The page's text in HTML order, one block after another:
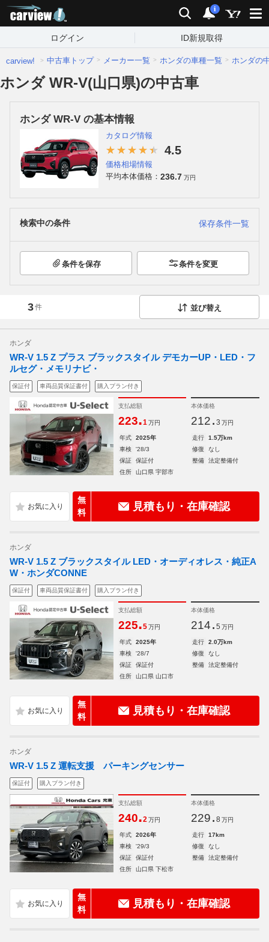
検索 通知
i
ログイン ID新規取得
carview! 中古車トップ メーカー一覧 ホンダの車種一覧 ホンダの
ホンダ WR-V(山口県)の中古車
ホンダ WR-V の基本情報
カタログ情報
4.5
価格相場情報
平均本体価格： 236.7 万円
検索中の条件 保存条件一覧
条件を保存 条件を変更
3件 並び替え
ホンダ
WR-V 1.5 Z プラス ブラックスタイル デモカーUP・LED・フ
ルセグ・メモリナビ・
保証付 車両品質保証書付 購入プラン付き
支払総額
223.1 万円
本体価格
212. 3 万円
年式 2025年 走行
1.5万km
車検
'28/3 修復
なし
保証
保証付 整備
法定整備付
住所
山口県 宇部市
無
料
見積もり・在庫確認
ホンダ
WR-V 1.5 Z ブラックスタイル LED・オーディオレス・純正A
W・ホンダCONNE
保証付 車両品質保証書付 購入プラン付き
支払総額
225.5 万円
本体価格
214. 5 万円
年式 2025年 走行
2.0万km
車検
'28/7 修復
なし
保証
保証付 整備
法定整備付
住所
山口県 山口市
無
料
見積もり・在庫確認
ホンダ
WR-V 1.5 Z 運転支援 パーキングセンサー
保証付 購入プラン付き
支払総額
240.2 万円
本体価格
229. 8 万円
年式 2026年 走行
17km
車検
'29/3 修復
なし
保証
保証付 整備
法定整備付
住所
山口県 下松市
無
料
見積もり・在庫確認